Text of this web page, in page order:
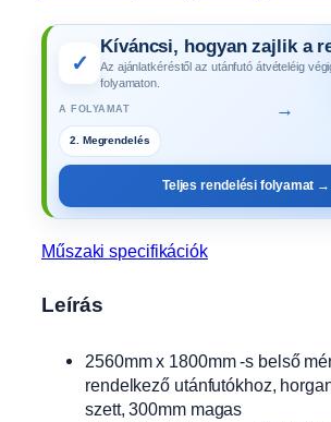
,
e
g
ú
✓
Kíváncsi, hogyan zajlik a
Az ajánlatkéréstől az utánfutó átvételéig
folyamaton.
A FOLYAMAT →
Teljes rendelési folyamat →
Műszaki specifikációk
Leírás
2560mm x 1800mm -s belső
rendelkező utánfutókhoz,
szett, 300mm magas